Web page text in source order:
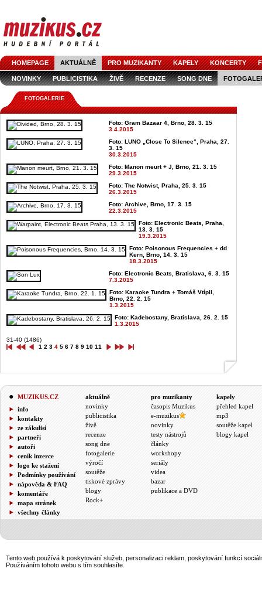
HOMEPAGE AKTUÁLNĚ PRO MUZIKANTY KAPELY KONCERTY
NOVINKY PUBLICISTIKA ŽIVĚ RECENZE SONG DNE
FOTOGALERIE
Foto: Gram Bazaar 4, Brno, 28. 3. 15
3.4.2015
Foto: LUNO „Close To Silence“, Praha, 27.
3. 15
30.3.2015
Foto: Manon meurt + J, Brno, 21. 3. 15
29.3.2015
Foto: The Notwist, Praha, 25. 3. 15
26.3.2015
Foto: Archive, Brno, 17. 3. 15
22.3.2015
Foto: Electronic Beats, Praha,
13. 3. 15
19.3.2015
Foto: Poisonous Frequencies + dd
Kern, Brno, 14. 3. 15
18.3.2015
Foto: Electronic Beats, Bratislava, 6. 3. 15
7.3.2015
Foto: Karaoke Tundra + Tomáš Vtípil,
Brno, 22. 2. 15
1.3.2015
Foto: Kadebostany, Bratislava, 26. 2. 15
1.3.2015
31-40 (1486)
1 2 3 4 5 6 7 8 9 10 11
MUZIKUS.CZ
info
kontakty
ze zákulisí
partneři
autoři
ceník inzerce
logo ke stažení
Podmínky používání
nápověda & FAQ
komentáře
mapa stránek
všechny články
aktuálně
novinky
publicistika
živě
recenze
song dne
fotogalerie
výročí
soutěže
tiskové zprávy
blogy
Rock+
pro muzikanty
časopis Muzikus
e-muzikus
novinky
testy nástrojů
články
workshopy
seriály
videa
bazar
publikace a DVD
kapely
přehled kapel
mp3
soutěže kapel
blogy kapel
Tento web používá k poskytování služeb, personalizaci reklam, poskytování funkcí
Používáním tohoto webu s tím souhlasíte.